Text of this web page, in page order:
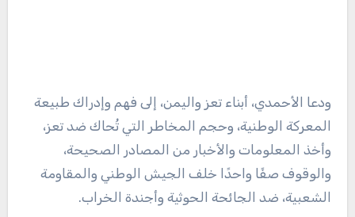
ودعا الأحمدي، أبناء تعز واليمن، إلى فهم وإدراك طبيعة
المعركة الوطنية، وحجم المخاطر التي تُحاك ضد تعز،
وأخذ المعلومات والأخبار من المصادر الصحيحة،
والوقوف صفًا واحدًا خلف الجيش الوطني والمقاومة
الشعبية، ضد الجائحة الحوثية وأجندة الخراب.